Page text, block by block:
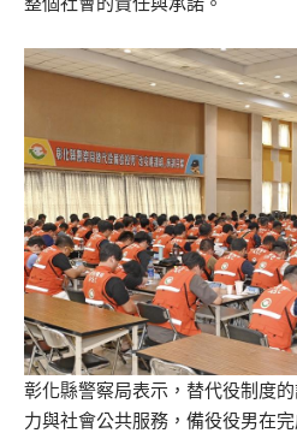
彰化縣警察局表示，替代役制度
力與社會公共服務，備役役男在